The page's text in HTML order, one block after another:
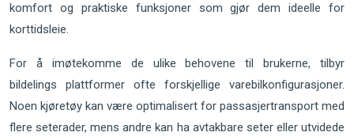
komfort og praktiske funksjoner som gjør dem ideelle for
korttidsleie.
For å imøtekomme de ulike behovene til brukerne, tilbyr
bildelings plattformer ofte forskjellige varebilkonfigurasjoner.
Noen kjøretøy kan være optimalisert for passasjertransport med
flere seterader, mens andre kan ha avtakbare seter eller utvidede